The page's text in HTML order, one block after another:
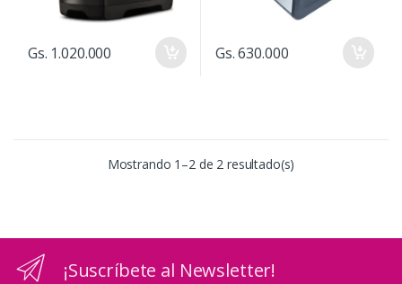
Gs. 1.020.000 Gs. 630.000
Mostrando 1–2 de 2 resultado(s)
¡Suscríbete al Newsletter!